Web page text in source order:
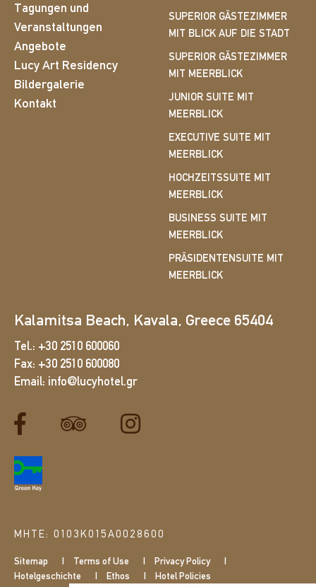
Tagungen und
Veranstaltungen
Angebote
Lucy Art Residency
Bildergalerie
Kontakt
SUPERIOR GÄSTEZIMMER
MIT BLICK AUF DIE STADT
SUPERIOR GÄSTEZIMMER
MIT MEERBLICK
JUNIOR SUITE MIT
MEERBLICK
EXECUTIVE SUITE MIT
MEERBLICK
HOCHZEITSSUITE MIT
MEERBLICK
BUSINESS SUITE MIT
MEERBLICK
PRÄSIDENTENSUITE MIT
MEERBLICK
Kalamitsa Beach, Kavala, Greece 65404
Tel.: +30 2510 600060
Fax: +30 2510 600080
Email: info@lucyhotel.gr
ΜΗΤΕ: 0103Κ015Α0028600
Sitemap Terms of Use
Privacy Policy
Hotelgeschichte
Ethos Hotel Policies